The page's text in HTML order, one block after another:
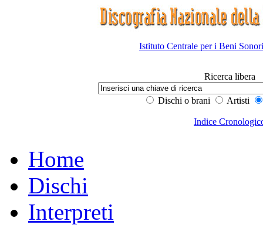
Istituto Centrale per i Beni
Ricerca libera
Dischi o brani Artisti
Indice
Home
Dischi
Interpreti